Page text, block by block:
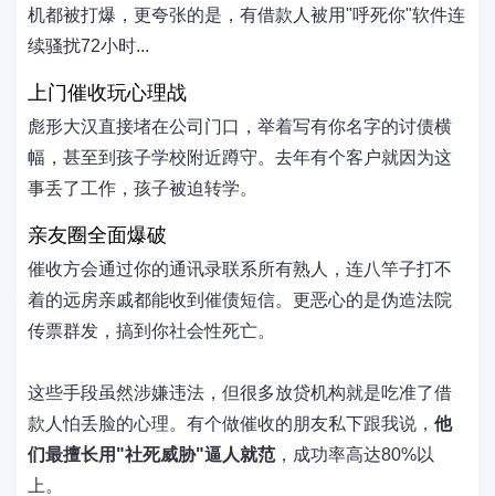
机都被打爆，更夸张的是，有借款人被用"呼死你"软件连
续骚扰72小时...
上门催收玩心理战
彪形大汉直接堵在公司门口，举着写有你名字的讨债横
幅，甚至到孩子学校附近蹲守。去年有个客户就因为这
事丢了工作，孩子被迫转学。
亲友圈全面爆破
催收方会通过你的通讯录联系所有熟人，连八竿子打不
着的远房亲戚都能收到催债短信。更恶心的是伪造法院
传票群发，搞到你社会性死亡。
这些手段虽然涉嫌违法，但很多放贷机构就是吃准了借
款人怕丢脸的心理。有个做催收的朋友私下跟我说， 他
们最擅长用"社死威胁"逼人就范，成功率高达80%以
上。